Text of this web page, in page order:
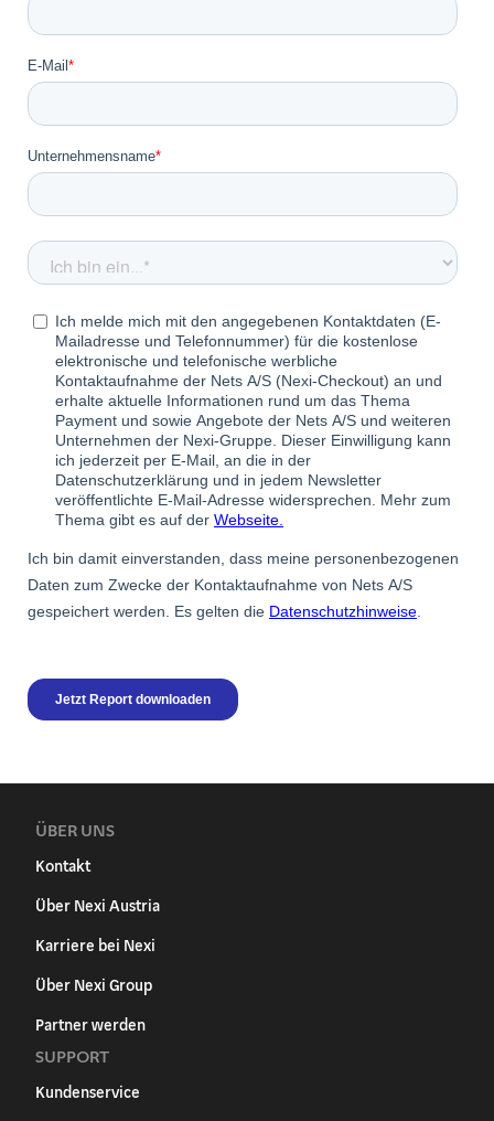
ÜBER UNS
Kontakt
Über Nexi Austria
Karriere bei Nexi
Über Nexi Group
Partner werden
SUPPORT
Kundenservice